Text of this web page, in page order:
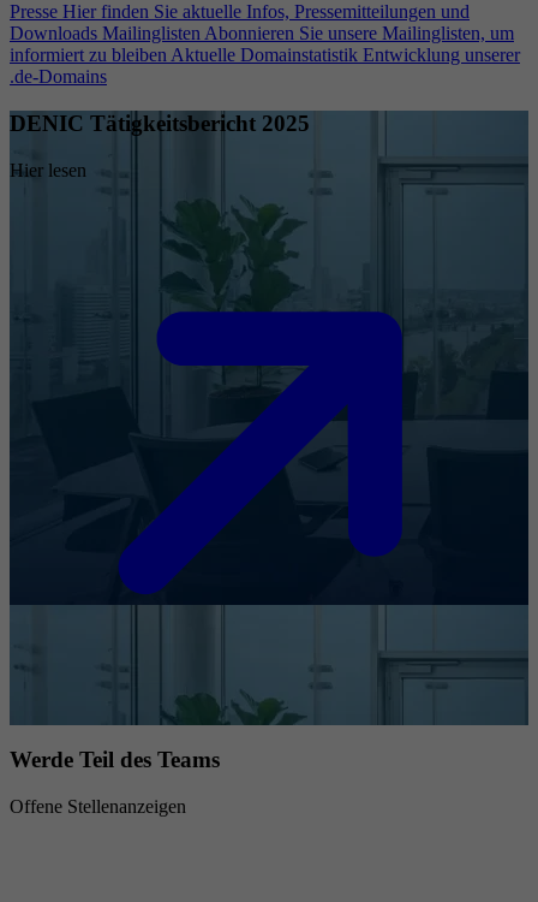
Presse Hier finden Sie aktuelle Infos, Pressemitteilungen und
Downloads Mailinglisten Abonnieren Sie unsere Mailinglisten, um
informiert zu bleiben Aktuelle Domainstatistik Entwicklung unserer
.de-Domains
DENIC Tätigkeitsbericht 2025
Hier lesen
Werde Teil des Teams
Offene Stellenanzeigen